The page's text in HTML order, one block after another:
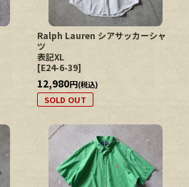
Ralph Lauren シアサッカーシャ
ツ
表記XL
[E24-6-39]
12,980円(税込)
SOLD OUT